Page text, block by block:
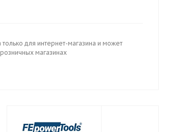
только для интернет-магазина и может
магазинах